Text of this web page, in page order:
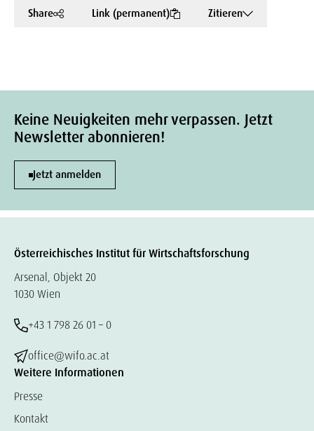
Share Link (permanent) Zitieren
Keine Neuigkeiten mehr verpassen. Jetzt
Newsletter abonnieren!
Jetzt anmelden
Österreichisches Institut für Wirtschaftsforschung
Arsenal, Objekt 20
1030 Wien
+43 1 798 26 01 – 0
office@wifo.ac.at
Weitere Informationen
Presse
Kontakt